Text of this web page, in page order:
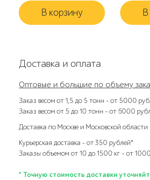
В корзину В
Доставка и оплата
Оптовые и большие по объему
Заказ весом от 1,5 до 5 тонн – от 5000
Заказ весом от 5 до 10 тонн – от 6000
Доставка по Москве и Московской области
Курьерская доставка – от 350 рублей*
Заказы объемом от 10 до 1500 кг – от
* Точную стоимость доставки